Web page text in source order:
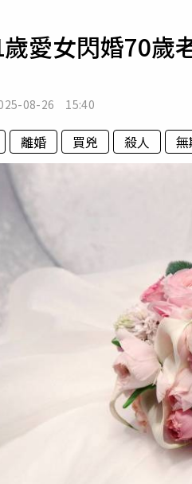
專欄
愛女閃婚70
08-26 15:40
離婚 買兇 殺人 無